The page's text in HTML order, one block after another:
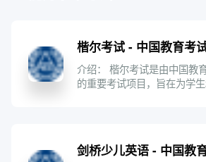
楷尔考试 - 中国教育考
介绍： 楷尔考试是由中国教
的重要考试项目，旨在为学
剑桥少儿英语 - 中国教